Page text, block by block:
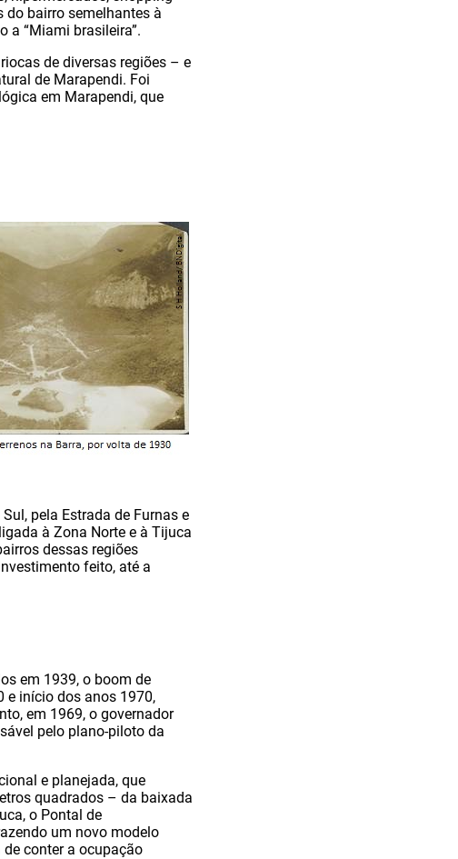
do bairro semelhantes à
a “Miami brasileira”.
de diversas regiões – e
de Marapendi. Foi
em Marapendi, que
pela Estrada de Furnas e
à Zona Norte e à Tijuca
dessas regiões
feito, até a
em 1939, o boom de
e início dos anos 1970,
em 1969, o governador
pelo plano-piloto da
e planejada, que
quadrados – da baixada
o Pontal de
um novo modelo
conter a ocupação